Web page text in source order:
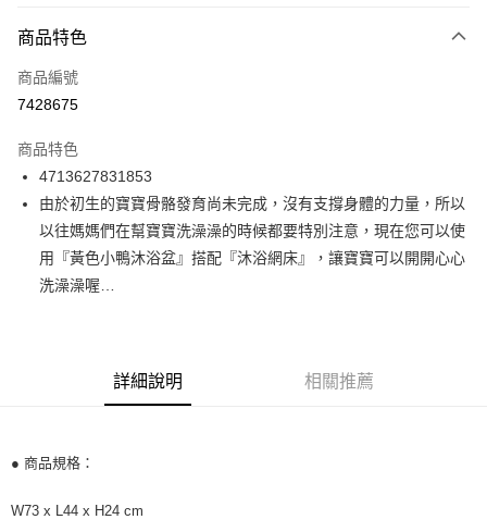
信用卡一次付款
LINE Pay
街口支付
悠遊付
Google Pay
AFTEE先享後付
１．簡單：不需註冊會員、不需綁卡、不需儲值。
結帳頁面，進行簡訊認證並確認金額後，即可完成結帳。
離島宅配
商品特色
商品編號
7428675
商品特色
4713627831853
由於初生的寶寶骨骼發育尚未完成，沒有支撐身體的力量，所以
以往媽媽們在幫寶寶洗澡澡的時候都要特別注意，現在您可以使
用『黃色小鴨沐浴盆』搭配『沐浴網床』，讓寶寶可以開開心心
洗澡澡喔…
詳細說明 相關推薦
● 商品規格：
W73 x L44 x H24 cm